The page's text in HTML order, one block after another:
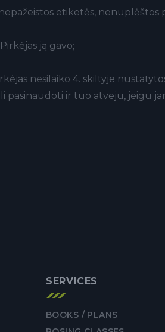
etiketės,
ją gavo;
nesilaiko 4. skiltyje
pasinaudoti ir tuo atveju,
SERVICES
BOOKS / PLANS